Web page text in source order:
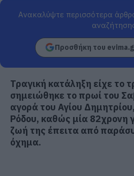
Ανακαλύψτε περισσότερα
Προσθήκη του
Τραγική κατάληξη είχε το
σημειώθηκε το πρωί του
αγορά του Αγίου
Ρόδου, καθώς μία 82χρονη
ζωή της έπειτα από
όχημα.